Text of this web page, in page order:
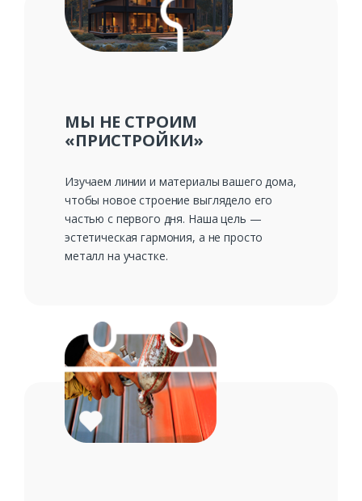
Ваш телефон*
МЫ НЕ СТРОИМ
«ПРИСТРОЙКИ»
Изучаем линии и материалы вашего дома,
чтобы новое строение выглядело его
частью с первого дня. Наша цель —
эстетическая гармония, а не просто
металл на участке.